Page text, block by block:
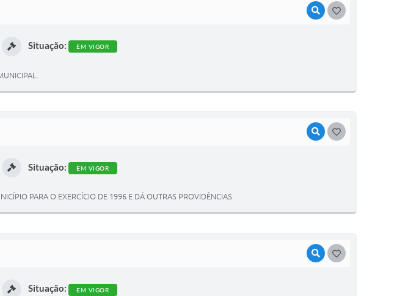
VISUALIZAR
Situação: EM VIGOR
VISUALIZAR
Situação: EM VIGOR
PARA O EXERCÍCIO DE 1996 E DÁ OUTRAS PROVIDÊNCIAS
VISUALIZAR
Situação: EM VIGOR